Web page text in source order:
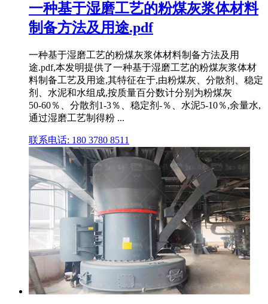
一种基于湿磨工艺的粉煤灰浆体材料
制备方法及用途.pdf
一种基于湿磨工艺的粉煤灰浆体材料制备方法及用
途.pdf,本发明提供了一种基于湿磨工艺的粉煤灰浆体材
料制备工艺及用途,其特征在于,由粉煤灰、分散剂、稳定
剂、水泥和水组成,按质量百分数计分别为粉煤灰
50‑60％、分散剂1‑3％、稳定剂‑％、水泥5‑10％,余量水,
通过湿磨工艺制得粉 ...
联系电话: 180 3780 8511